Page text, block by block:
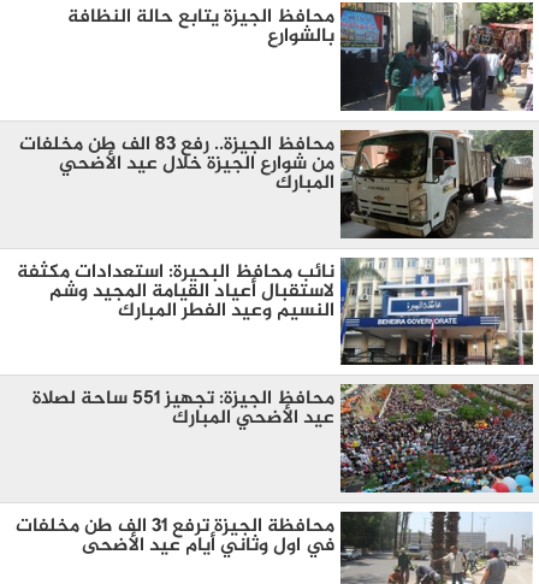
محافظ الجيزة يتابع حالة النظافة
بالشوارع
محافظ الجيزة.. رفع ٨٣ الف طن مخلفات
من شوارع الجيزة خلال عيد الأضحي
المبارك
نائب محافظ البحيرة: استعدادات مكثفة
لاستقبال أعياد القيامة المجيد وشم
النسيم وعيد الفطر المبارك
محافظ الجيزة: تجهيز ٥٥١ ساحة لصلاة
عيد الأضحي المبارك
محافظة الجيزة ترفع ٣١ الف طن مخلفات
في اول وثاني أيام عيد الأضحى